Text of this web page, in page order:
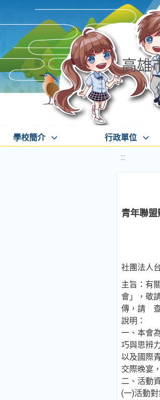
高雄
學校簡介 行政單位
:::
青年聯盟
社團法人
主旨：有
會」，敬
傳，請 查
說明：
一、本會
巧與思辨
以及國際
交際晚宴
二、活動
(一)活動